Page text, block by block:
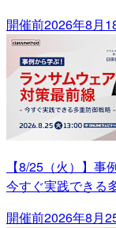
開催前2026年8月
【8/25（火）】
今すぐ実践できる
開催前2026年8月